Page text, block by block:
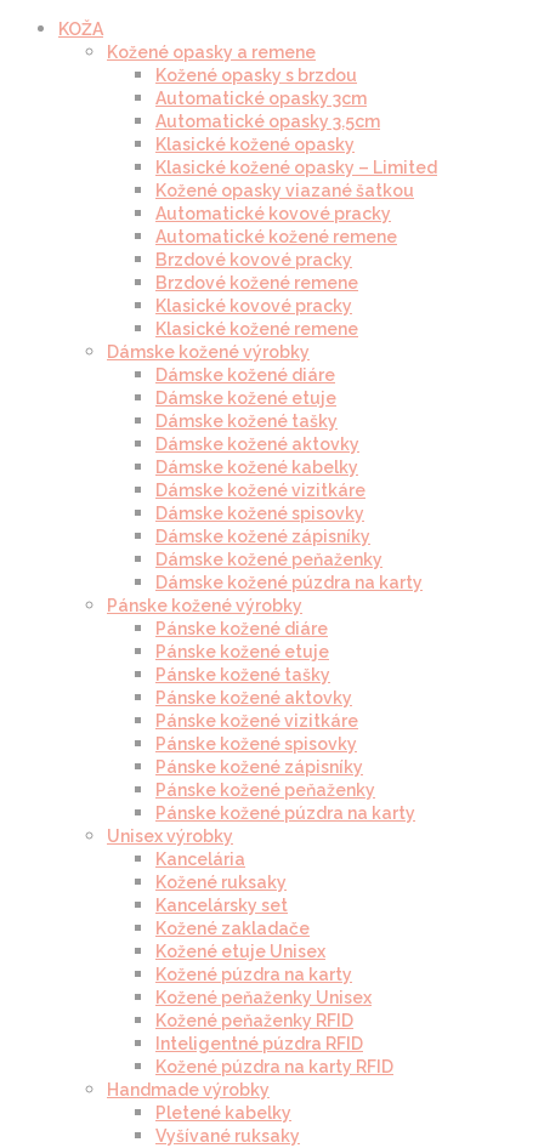
KOŽA
Kožené opasky a remene
Kožené opasky s brzdou
Automatické opasky 3cm
Automatické opasky 3.5cm
Klasické kožené opasky
Klasické kožené opasky – Limited
Kožené opasky viazané šatkou
Automatické kovové pracky
Automatické kožené remene
Brzdové kovové pracky
Brzdové kožené remene
Klasické kovové pracky
Klasické kožené remene
Dámske kožené výrobky
Dámske kožené diáre
Dámske kožené etuje
Dámske kožené tašky
Dámske kožené aktovky
Dámske kožené kabelky
Dámske kožené vizitkáre
Dámske kožené spisovky
Dámske kožené zápisníky
Dámske kožené peňaženky
Dámske kožené púzdra na karty
Pánske kožené výrobky
Pánske kožené diáre
Pánske kožené etuje
Pánske kožené tašky
Pánske kožené aktovky
Pánske kožené vizitkáre
Pánske kožené spisovky
Pánske kožené zápisníky
Pánske kožené peňaženky
Pánske kožené púzdra na karty
Unisex výrobky
Kancelária
Kožené ruksaky
Kancelársky set
Kožené zakladače
Kožené etuje Unisex
Kožené púzdra na karty
Kožené peňaženky Unisex
Kožené peňaženky RFID
Inteligentné púzdra RFID
Kožené púzdra na karty RFID
Handmade výrobky
Pletené kabelky
Vyšívané ruksaky